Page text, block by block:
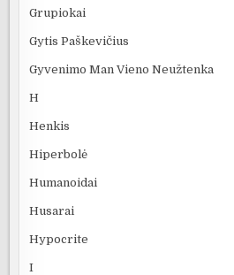
Grupiokai
Gytis Paškevičius
Gyvenimo Man Vieno Neužtenka
H
Henkis
Hiperbolė
Humanoidai
Husarai
Hypocrite
I